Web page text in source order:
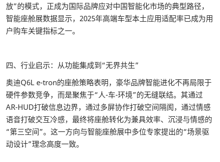
放”的模式，正成为国际品牌应对中国智能化市场的典型路径，
智能座舱展数据显示，2025年高端车型本土应用适配率已成为用
户购车关键指标之一。
四、行业启示：从功能集成到“无界共生”
奥迪Q6L e-tron的座舱策略表明，豪华品牌智能进化不再局限于
硬件参数竞争，而是聚焦于“人-车-环境”的无缝联结。其通过
AR-HUD打破信息边界，通过多屏协作打破空间隔阂，通过情感
语音打破交互冷感，最终将座舱转化为兼具效率、沉浸与情感的
“第三空间”。这一方向与智能座舱展中多位专家提出的“场景驱
动设计”理念高度一致。